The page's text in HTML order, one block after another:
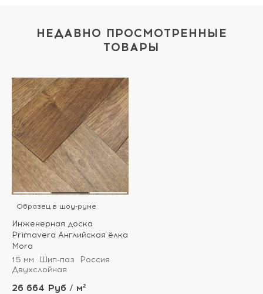
НЕДАВНО ПРОСМОТРЕННЫЕ
ТОВАРЫ
Образец в шоу-руме
Инженерная доска
Primavera Английская ёлка
Mora
15 мм
Шип-паз
Россия
Двухслойная
26 664 Руб / м²